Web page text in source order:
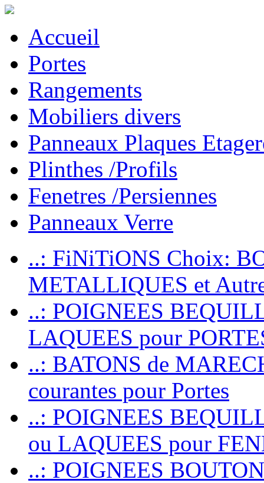
Accueil
Portes
Rangements
Mobiliers divers
Panneaux Plaques
Plinthes /Profils
Fenetres /Persiennes
Panneaux Verre
..: FiNiTiONS Choix:
METALLIQUES et
..: POIGNEES
LAQUEES pour
..: BATONS de
courantes pour Portes
..: POIGNEES
ou LAQUEES pour
..: POIGNEES